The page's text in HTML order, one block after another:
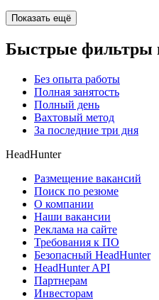
Показать ещё
Быстрые фильтры
Без опыта работы
Полная занятость
Полный день
Вахтовый метод
За последние три дня
HeadHunter
Размещение вакансий
Поиск по резюме
О компании
Наши вакансии
Реклама на сайте
Требования к ПО
Безопасный HeadHunter
HeadHunter API
Партнерам
Инвесторам